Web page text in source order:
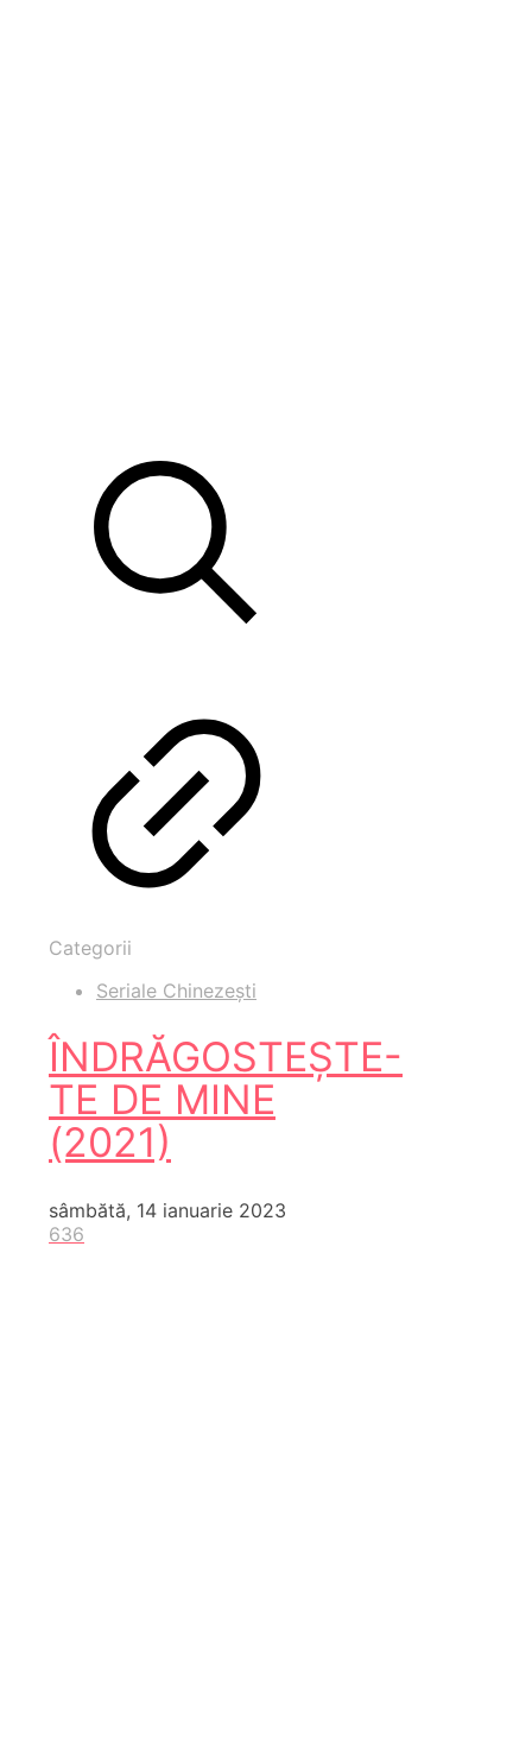
Categorii
Seriale Chinezești
ÎNDRĂGOSTEȘTE-
TE DE MINE
(2021)
sâmbătă, 14 ianuarie 2023
636